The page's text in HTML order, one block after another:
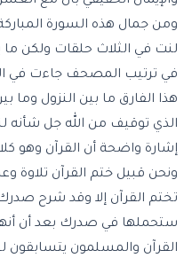
ومن جمال هذه السورة
لنت في الثلاث حلقات ولكن
في ترتيب المصحف جاءت في
هذا الفارق ما بين النزول
الذي توقيف من الله جل شأنه
إشارة واضحة أن القرآن وهو
ونحن قبيل ختم القرآن تلاوة
تختم القرآن إلا وقد شرح
ستحملها في صدرك بعد أن
القرآن والمسلمون يتسابقون